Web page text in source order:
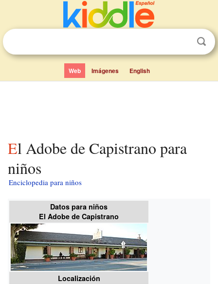
Web Imágenes English
El Adobe de Capistrano para
niños
Enciclopedia para niños
Datos para niños
El Adobe de Capistrano
Localización